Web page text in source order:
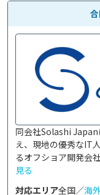
同会社Solashi
え、現地の優秀なIT
るオフショア開発会
見る
対応エリア全国／海外